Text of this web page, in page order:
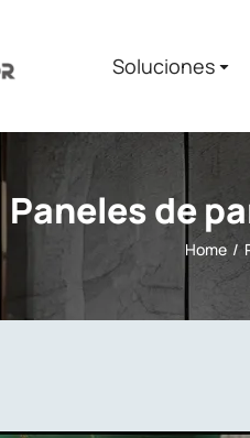
Soluciones​
Paneles de
Home